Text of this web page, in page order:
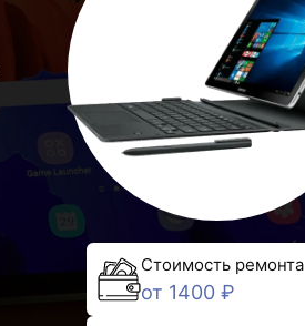
Стоимость ремонта
от 1400 ₽